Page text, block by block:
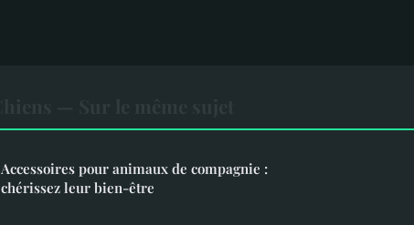
Accessoires pour animaux de compagnie :
chérissez leur bien-être